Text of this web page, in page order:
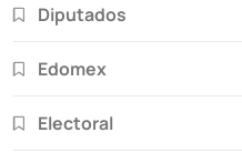
Diputados
Edomex
Electoral